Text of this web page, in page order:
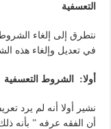
التعسفية
نتطرق إلى إلغاء
في تعديل وإلغاء هذه
أولا: الشروط التعسفية
نشير أولا أنه لم يرد
أن الفقه عرفه ” بأنه